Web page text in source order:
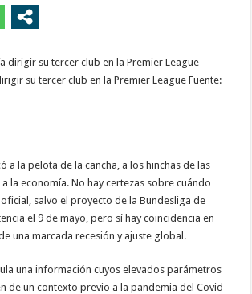
su tercer club en la Premier LeagueFuente:
a la pelota de la cancha, a los hinchas de las
la economía. No hay certezas sobre cuándo
salvo el proyecto de la Bundesliga de
el 9 de mayo, pero sí hay coincidencia en
una marcada recesión y ajuste global.
una información cuyos elevados parámetros
de un contexto previo a la pandemia del Covid-